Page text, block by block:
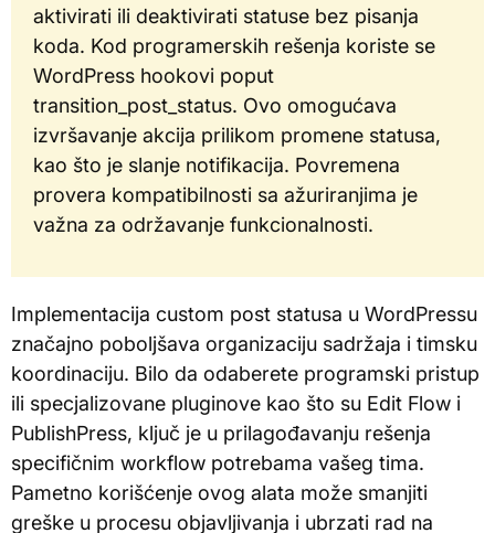
aktivirati ili deaktivirati statuse bez pisanja
koda. Kod programerskih rešenja koriste se
WordPress hookovi poput
transition_post_status. Ovo omogućava
izvršavanje akcija prilikom promene statusa,
kao što je slanje notifikacija. Povremena
provera kompatibilnosti sa ažuriranjima je
važna za održavanje funkcionalnosti.
Implementacija custom post statusa u WordPressu
značajno poboljšava organizaciju sadržaja i timsku
koordinaciju. Bilo da odaberete programski pristup
ili specjalizovane pluginove kao što su Edit Flow i
PublishPress, ključ je u prilagođavanju rešenja
specifičnim workflow potrebama vašeg tima.
Pametno korišćenje ovog alata može smanjiti
greške u procesu objavljivanja i ubrzati rad na